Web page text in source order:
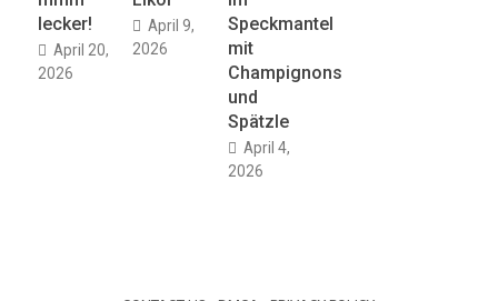
lecker!
April 20,
2026
April 9,
2026
Speckmantel
mit
Champignons
und
Spätzle
April 4,
2026